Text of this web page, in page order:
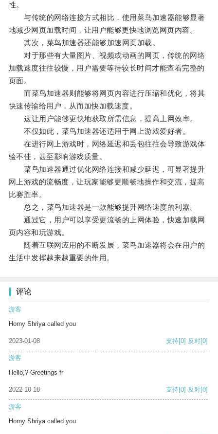
性。
与传统的网络连接方式相比，使用菜鸟加速器能够显著
地减少网页加载时间，让用户能够更快地浏览网页内容。
其次，菜鸟加速器还能够加速网页加载。
对于那些有大量图片、视频或动画的网页，传统的网络
加载速度往往较慢，用户需要等待较长时间才能查看完整的
页面。
而菜鸟加速器则能够将网页内容进行压缩和优化，将其
快速传输给用户，从而加快加载速度。
这让用户能够更快地获取所需信息，提高上网效率。
不仅如此，菜鸟加速器还适用于网上游戏爱好者。
在进行网上游戏时，网络延迟和丢包往往会导致游戏体
验不佳，甚至影响游戏质量。
菜鸟加速器通过优化网络连接和减少延迟，可显著提升
网上游戏的流畅度，让玩家能够更顺畅地操作和交流，提高
比赛胜率。
总之，菜鸟加速器是一款能够提升网络速度的利器。
通过它，用户可以享受更流畅的上网体验，快速加载网
页内容和玩游戏。
随着互联网应用的不断发展，菜鸟加速器将会在用户的
生活中发挥越来越重要的作用。
评论
游客
Horny Shriya called you
2023-01-08 支持[0] 反对[0]
游客
Hello,? Greetings fr
2022-10-18 支持[0] 反对[0]
游客
Horny Shriya called you